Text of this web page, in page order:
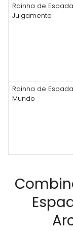
Rainha de
Julgamento
Rainha de
Mundo